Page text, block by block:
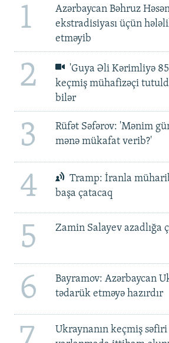
1
Azərbaycan Bəhruz
ekstradisiyası üçün
etməyib
2
'Guya Əli Kərimliyə
keçmiş mühafizəçi
bilər
3
Rüfət Səfərov: 'Mənim
mənə mükafat verib?'
4
Tramp: İranla
başa çatacaq
5 Zamin Salayev azadlığa
6
Bayramov: Azərbaycan
tədarük etməyə hazırdır
Ukraynanın keçmiş